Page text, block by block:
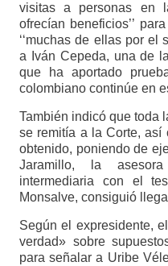
visitas a personas en
ofrecían beneficios’’
‘‘muchas de ellas por el
a Iván Cepeda, una de
que ha aportado
colombiano continúe en
También indicó que toda
se remitía a la Corte, así
obtenido, poniendo de
Jaramillo, la
intermediaria con el
Monsalve, consiguió
Según el expresidente,
verdad» sobre
para señalar a Uribe